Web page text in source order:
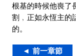
根基的時候他喪了
割﹐正如永恆主的
的。
◄ 前一章節